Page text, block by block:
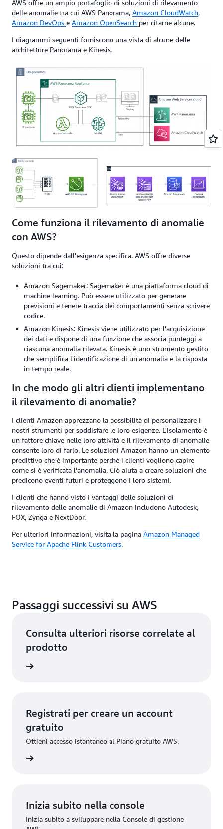
AWS offre un ampio portafoglio di soluzioni di rilevamento
delle anomalie tra cui AWS Panorama, Amazon CloudWatch,
Amazon DevOps e Amazon OpenSearch per citarne alcune.
I diagrammi seguenti forniscono una vista di alcune delle
architetture Panorama e Kinesis.
Come funziona il rilevamento di anomalie
con AWS?
Questo dipende dall'esigenza specifica. AWS offre diverse
soluzioni tra cui:
Amazon Sagemaker: Sagemaker è una piattaforma cloud di
machine learning. Può essere utilizzato per generare
previsioni e tenere traccia dei comportamenti senza scrivere
codice.
Amazon Kinesis: Kinesis viene utilizzato per l'acquisizione
dei dati e dispone di una funzione che associa punteggi a
ciascuna anomalia rilevata. Kinesis è uno strumento gestito
che semplifica l'identificazione di un'anomalia e la risposta
in tempo reale.
In che modo gli altri clienti implementano
il rilevamento di anomalie?
I clienti Amazon apprezzano la possibilità di personalizzare i
nostri strumenti per soddisfare le loro esigenze. L'isolamento è
un fattore chiave nelle loro attività e il rilevamento di anomalie
consente loro di farlo. Le soluzioni Amazon hanno un elemento
predittivo che è importante perché i clienti vogliono capire
come si è verificata l'anomalia. Ciò aiuta a creare soluzioni che
predicono eventi futuri e proteggono i loro sistemi.
I clienti che hanno visto i vantaggi delle soluzioni di
rilevamento delle anomalie di Amazon includono Autodesk,
FOX, Zynga e NextDoor.
Per ulteriori informazioni, visita la pagina Amazon Managed
Service for Apache Flink Customers.
Passaggi successivi su AWS
Consulta ulteriori risorse correlate al
prodotto
Registrati per creare un account
gratuito
Ottieni accesso istantaneo al Piano gratuito AWS.
Inizia subito nella console
Inizia subito a sviluppare nella Console di gestione